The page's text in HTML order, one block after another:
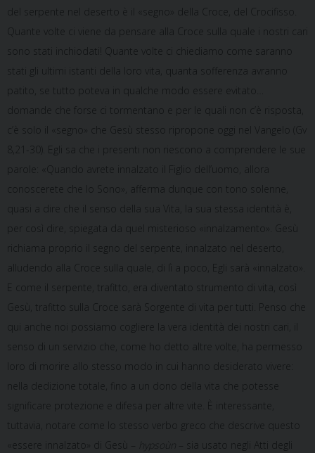
del serpente nel deserto è il «segno» della Croce, del Crocifisso.
Quante volte ci viene da pensare alla Croce sulla quale i nostri cari
sono stati inchiodati! Quante volte ci chiediamo come saranno
stati gli ultimi istanti della loro vita, quanta sofferenza avranno
patito, se tutto poteva in qualche modo essere evitato…
domande che forse ci tormentano e per le quali non c’è risposta,
c’è solo il «segno» che Gesù stesso ripropone oggi nel Vangelo (Gv
8,21-30). Egli sa che i presenti non riescono a comprendere le sue
parole: «Quando avrete innalzato il Figlio dell’uomo, allora
conoscerete che Io Sono», afferma dunque con tono solenne,
quasi a dire che il senso della sua Vita, la sua stessa identità è,
per così dire, spiegata da quel misterioso «innalzamento». Gesù
richiama proprio il segno del serpente, innalzato nel deserto,
alludendo alla Croce sulla quale, di lì a poco, Egli sarà «innalzato».
E come il serpente, trafitto, era diventato strumento di vita, così
Gesù, trafitto sulla Croce sarà Sorgente di vita per tutti. Penso che
qui anche noi possiamo cogliere la vera identità dei nostri cari, il
senso di un servizio che, come ho detto altre volte, ha permesso
loro di morire allo stesso modo in cui hanno desiderato vivere:
nella dedizione totale, fino a un dono della vita che potesse
significare protezione e difesa per altre vite. È interessante,
tuttavia, notare come lo stesso verbo greco che descrive questo
«essere innalzato» di Gesù –
– sia usato negli Atti degli